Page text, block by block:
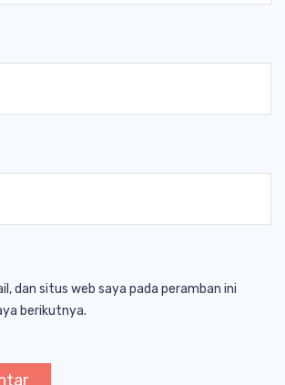
dan situs web saya pada peramban ini
berikutnya.